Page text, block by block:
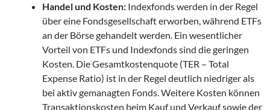
Handel und Kosten: Indexfonds werden in der Regel
über eine Fondsgesellschaft erworben, während ETFs
an der Börse gehandelt werden. Ein wesentlicher
Vorteil von ETFs und Indexfonds sind die geringen
Kosten. Die Gesamtkostenquote (TER – Total
Expense Ratio) ist in der Regel deutlich niedriger als
bei aktiv gemanagten Fonds. Weitere Kosten können
Transaktionskosten beim Kauf und Verkauf sowie der